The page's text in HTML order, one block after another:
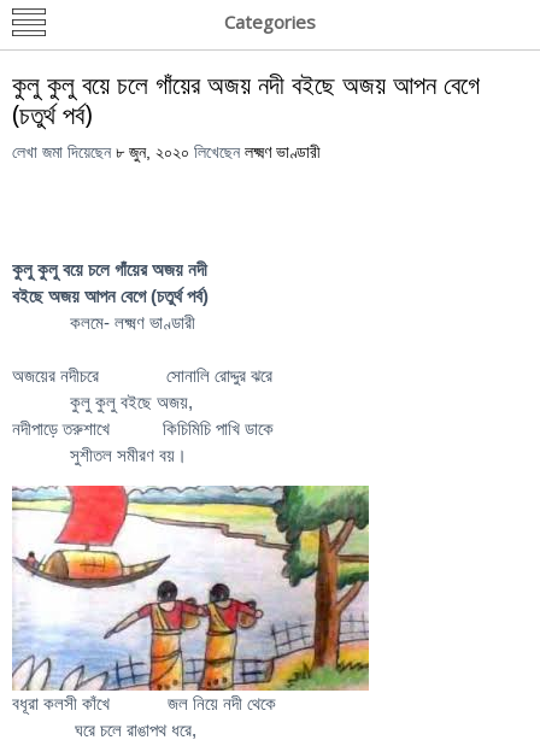
Categories
কুলু কুলু বয়ে চলে গাঁয়ের অজয় নদী বইছে অজয় আপন বেগে
(চতুর্থ পর্ব)
লেখা জমা দিয়েছেন ৮ জুন, ২০২০ লিখেছেন লক্ষ্মণ ভাণ্ডারী
কুলু কুলু বয়ে চলে গাঁয়ের অজয় নদী
বইছে অজয় আপন বেগে (চতুর্থ পর্ব)
কলমে- লক্ষ্মণ ভাণ্ডারী
অজয়ের নদীচরে সোনালি রোদ্দুর ঝরে
কুলু কুলু বইছে অজয়,
নদীপাড়ে তরুশাখে কিচিমিচি পাখি ডাকে
সুশীতল সমীরণ বয়।
বধূরা কলসী কাঁখে জল নিয়ে নদী থেকে
ঘরে চলে রাঙাপথ ধরে,